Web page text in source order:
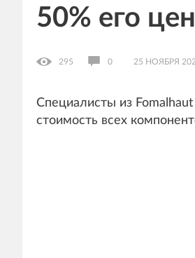
50% его
295 0 25 НОЯБРЯ
Специалисты из
стоимость всех